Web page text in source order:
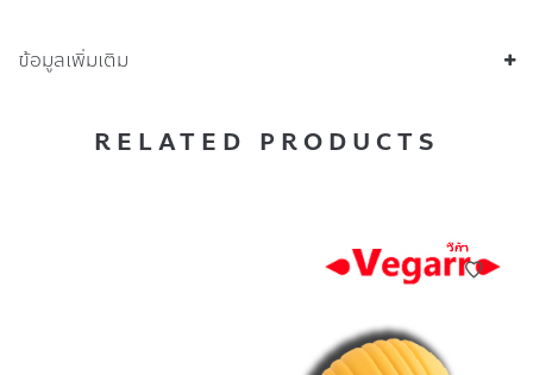
ข้อมูลเพิ่มเติม
RELATED PRODUCTS